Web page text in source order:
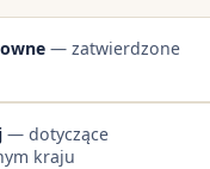
— zatwierdzone
— dotyczące
kraju